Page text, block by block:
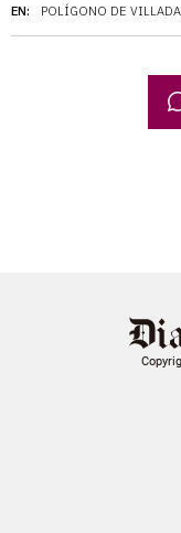
EN: POLÍGONO DE